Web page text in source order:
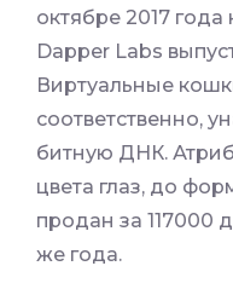
октябре 2017
Dapper Labs
Виртуальные
соответственно,
битную ДНК.
цвета глаз, до
продан за 117000
же года.